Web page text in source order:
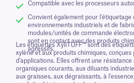
Compatible avec les processeurs
Convient également pour l'étiquetage
environnements industriels et de
modules/unités de commande
sont en contact avec des produits
agressifs.
Les étiquettes XyliTUFF™ sont des
xylène et aux produits chimiques,
d'applications. Elles offrent une
organiques courants, aux diluants
aux graisses, aux dégraissants, à